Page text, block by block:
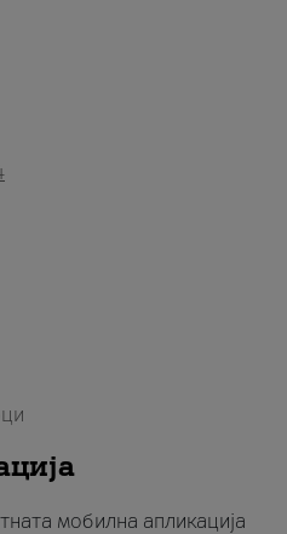
мобилна апликација